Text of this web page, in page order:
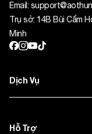
Email:
Trụ sở: 14B Bùi Cẩm
Minh
Dịch Vụ
Hỗ Trợ